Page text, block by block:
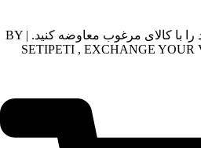
در ستی پتی پول ارزشمند خود را با کالای مرغوب معاوضه کنید. | BY
SETIPETI , EXCHANGE